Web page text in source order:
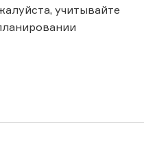
учитывайте